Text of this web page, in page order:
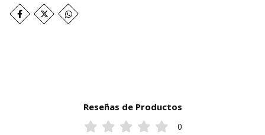
Reseñas de Productos
0